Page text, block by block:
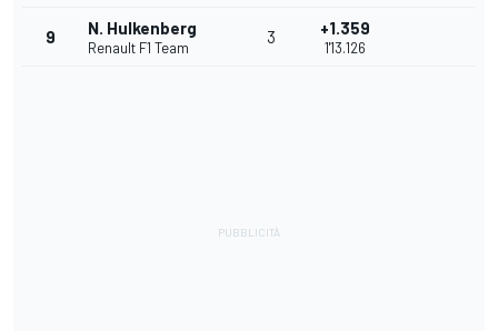
9 N. Hulkenberg
Renault F1 Team
3 +1.359
1'13.126